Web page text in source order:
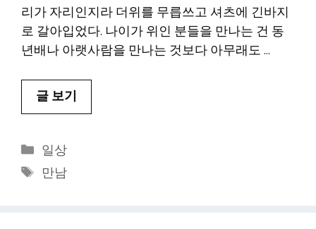
리가 자리인지라 더위를 무릅쓰고 셔츠에 긴바지
로 갈아입었다. 나이가 위인 분들을 만나는 건 동
년배나 아랫사람을 만나는 것보다 아무래도 …
글 보기
카
테
고
일상
태
만남